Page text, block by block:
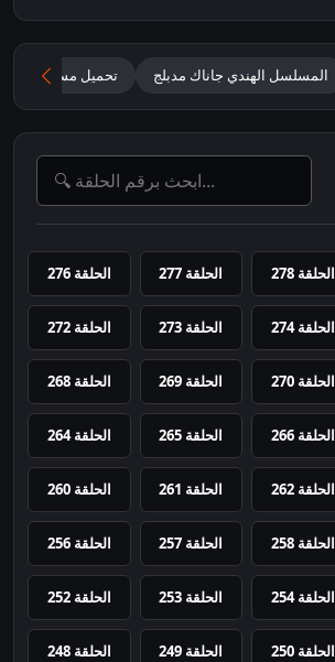
المسلسل الهندي جاناك مدبلج تحميل مسلسل Jhanak مدبلج
الحلقة 278 الحلقة 277 الحلقة 276
الحلقة 274 الحلقة 273 الحلقة 272
الحلقة 270 الحلقة 269 الحلقة 268
الحلقة 266 الحلقة 265 الحلقة 264
الحلقة 262 الحلقة 261 الحلقة 260
الحلقة 258 الحلقة 257 الحلقة 256
الحلقة 254 الحلقة 253 الحلقة 252
الحلقة 250 الحلقة 249 الحلقة 248